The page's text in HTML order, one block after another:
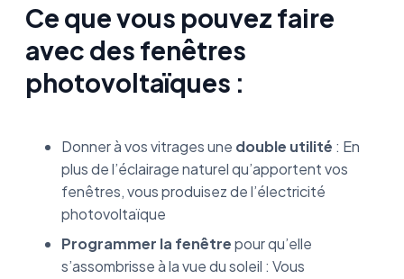
Ce que vous pouvez faire
avec des fenêtres
photovoltaïques :
Donner à vos vitrages une double utilité : En
plus de l’éclairage naturel qu’apportent vos
fenêtres, vous produisez de l’électricité
photovoltaïque
Programmer la fenêtrepour qu’elle
s’assombrisse à la vue du soleil : Vous